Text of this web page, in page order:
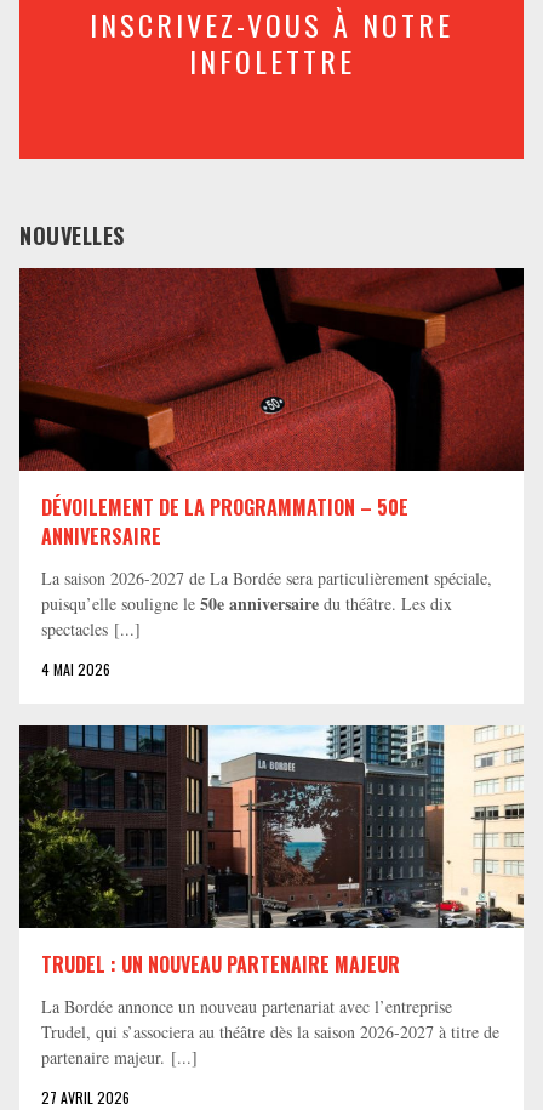
INSCRIVEZ-VOUS À NOTRE
INFOLETTRE
NOUVELLES
DÉVOILEMENT DE LA PROGRAMMATION – 50E
ANNIVERSAIRE
La saison 2026-2027 de La Bordée sera particulièrement spéciale,
puisqu’elle souligne le 50e anniversaire du théâtre. Les dix
spectacles [...]
4 MAI 2026
TRUDEL : UN NOUVEAU PARTENAIRE MAJEUR
La Bordée annonce un nouveau partenariat avec l’entreprise
Trudel, qui s’associera au théâtre dès la saison 2026-2027 à titre de
partenaire majeur. [...]
27 AVRIL 2026